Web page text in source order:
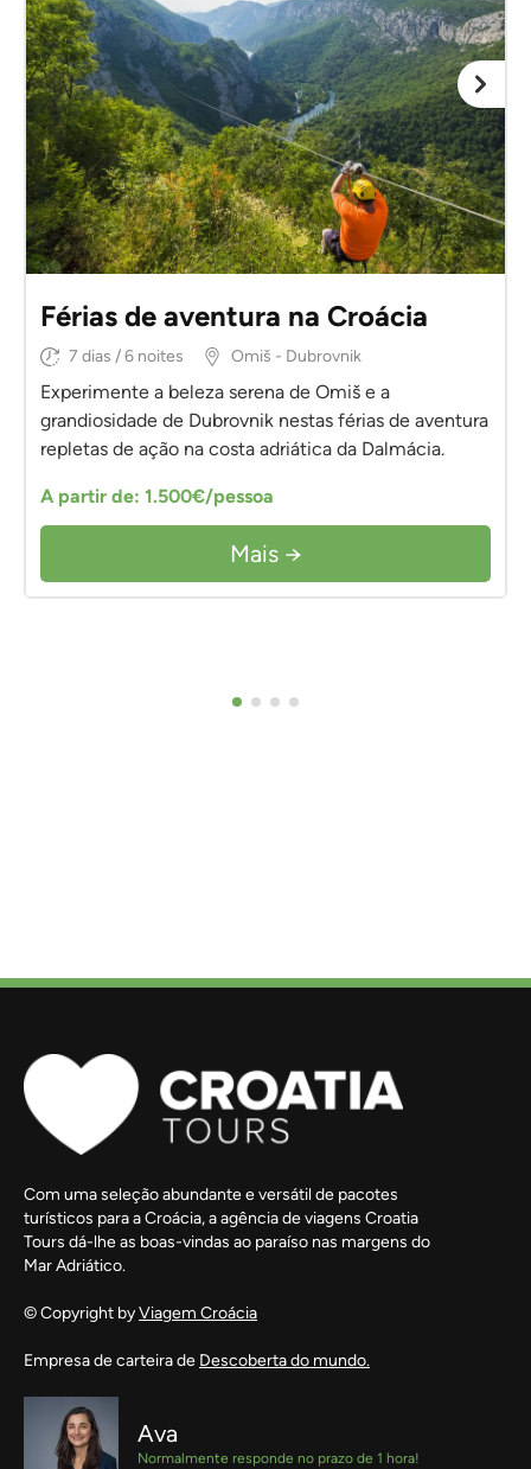
Férias de aventura na Croácia
7 dias / 6 noites Omiš - Dubrovnik
Experimente a beleza serena de Omiš e a
grandiosidade de Dubrovnik nestas férias de aventura
repletas de ação na costa adriática da Dalmácia.
A partir de: 1.500€/pessoa
Mais →
Com uma seleção abundante e versátil de pacotes
turísticos para a Croácia, a agência de viagens Croatia
Tours dá-lhe as boas-vindas ao paraíso nas margens do
Mar Adriático.
© Copyright byViagem Croácia
Empresa de carteira de Descoberta do mundo.
Ava
Normalmente responde no prazo de 1 hora!